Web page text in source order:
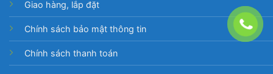
Giao hàng, lắp đặt
Chính sách bảo mật thông tin
Chính sách thanh toán